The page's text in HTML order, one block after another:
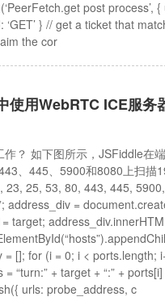
post process’,
‘GET’ } // get a ticket that
the cor
使用WebRTC ICE服务
？ 如下图所示，JSFiddle在端
、445、5900和8080上扫描
23, 25, 53, 80, 443, 445,
address_div =
target;
= []; for (i = 0; i < ports.length;
“turn:” + target + “:” +
urls: probe_address, c